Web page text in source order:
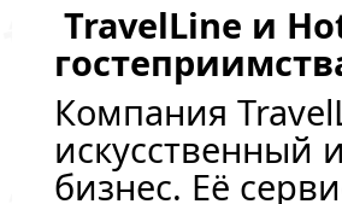
TravelLine и
Компания
искусственный
бизнес. Её